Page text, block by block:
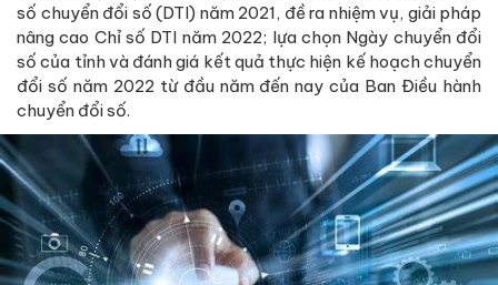
số chuyển đổi số (DTI) năm 2021, đề ra nhiệm vụ, giải pháp
nâng cao Chỉ số DTI năm 2022; lựa chọn Ngày chuyển đổi
số của tỉnh và đánh giá kết quả thực hiện kế hoạch chuyển
đổi số năm 2022 từ đầu năm đến nay của Ban Điều hành
chuyển đổi số.